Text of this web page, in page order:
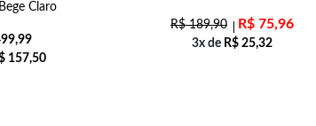
Claro
157,50
R$189,90 R$ 75,96
3x de R$ 25,32